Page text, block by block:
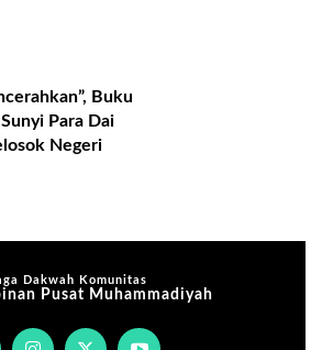
Buku
Para Dai
Negeri
Dakwah Komunitas
Pusat Muhammadiyah